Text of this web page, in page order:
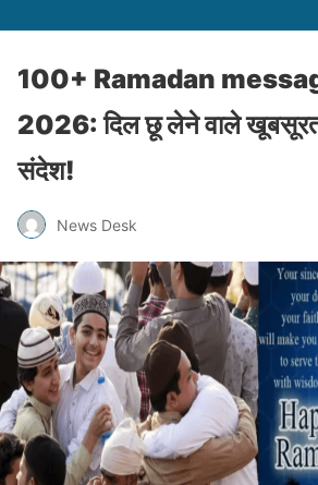
100+ Ramadan
2026: दिल छू लेने वाले खूबसूरत
संदेश!
News Desk